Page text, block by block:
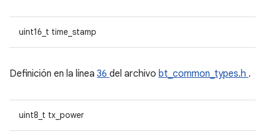
uint16_t time_stamp
Definición en la línea 36 del archivo bt_common_types.h .
uint8_t tx_power